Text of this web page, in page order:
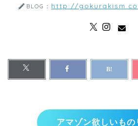
BLOG： http://
アマゾン欲しいもの